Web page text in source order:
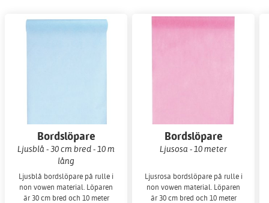
Bordslöpare
Ljusblå - 30 cm bred - 10 m
lång
Ljusblå bordslöpare på rulle i
non vowen material. Löparen
är 30 cm bred och 10 meter
Bordslöpare
Ljusosa - 10 meter
Ljusrosa bordslöpare på rulle i
non vowen material. Löparen
är 30 cm bred och 10 meter